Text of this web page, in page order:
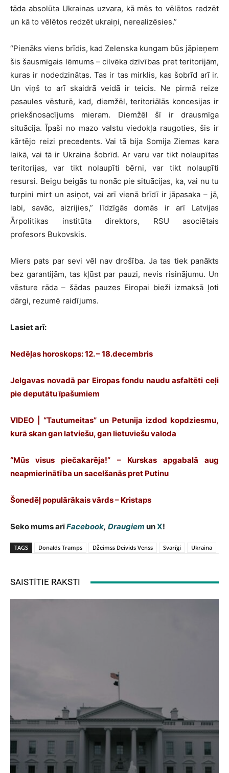
tāda absolūta Ukrainas uzvara, kā mēs to vēlētos redzēt
un kā to vēlētos redzēt ukraiņi, nerealizēsies.”
“Pienāks viens brīdis, kad Zelenska kungam būs jāpieņem
šis šausmīgais lēmums – cilvēka dzīvības pret teritorijām,
kuras ir nodedzinātas. Tas ir tas mirklis, kas šobrīd arī ir.
Un viņš to arī skaidrā veidā ir teicis. Ne pirmā reize
pasaules vēsturē, kad, diemžēl, teritoriālās koncesijas ir
priekšnosacījums mieram. Diemžēl šī ir drausmīga
situācija. Īpaši no mazo valstu viedokļa raugoties, šis ir
kārtējo reizi precedents. Vai tā bija Somija Ziemas kara
laikā, vai tā ir Ukraina šobrīd. Ar varu var tikt nolaupītas
teritorijas, var tikt nolaupīti bērni, var tikt nolaupīti
resursi. Beigu beigās tu nonāc pie situācijas, ka, vai nu tu
turpini mirt un asiņot, vai arī vienā brīdī ir jāpasaka – jā,
labi, savāc, aizrijies,” līdzīgās domās ir arī Latvijas
Ārpolitikas institūta direktors, RSU asociētais
profesors Bukovskis.
Miers pats par sevi vēl nav drošība. Ja tas tiek panākts
bez garantijām, tas kļūst par pauzi, nevis risinājumu. Un
vēsture rāda – šādas pauzes Eiropai bieži izmaksā ļoti
dārgi, rezumē raidījums.
Lasiet arī:
Nedēļas horoskops: 12. – 18.decembris
Jelgavas novadā par Eiropas fondu naudu asfaltēti ceļi
pie deputātu īpašumiem
VIDEO | “Tautumeitas” un Petunija izdod kopdziesmu,
kurā skan gan latviešu, gan lietuviešu valoda
“Mūs visus piečakarēja!” – Kurskas apgabalā aug
neapmierinātība un sacelšanās pret Putinu
Šonedēļ populārākais vārds – Kristaps
Seko mums arīFacebook, Draugiem unX!
TAGS Donalds Tramps Džeimss Deivids Venss Svarīgi Ukraina
SAISTĪTIE RAKSTI